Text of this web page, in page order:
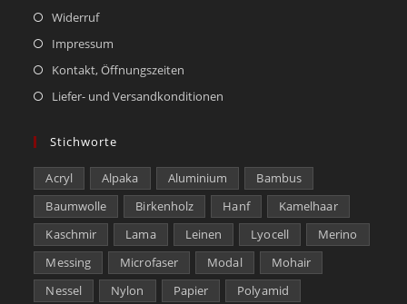
Widerruf
Impressum
Kontakt, Öffnungszeiten
Liefer- und Versandkonditionen
Stichworte
Acryl Alpaka Aluminium
Bambus
Baumwolle
Birkenholz Hanf
Kamelhaar
Kaschmir
Lama Leinen Lyocell
Merino
Messing
Microfaser Modal
Mohair
Nessel
Nylon Papier
Polyamid